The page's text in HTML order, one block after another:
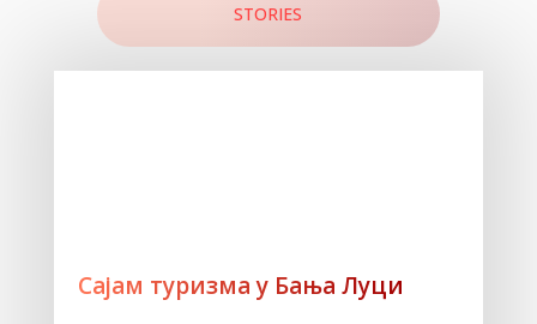
STORIES
Сајам туризма у Бања Луци